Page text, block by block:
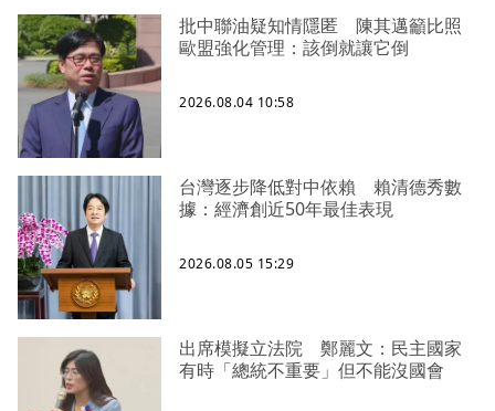
批中聯油疑知情隱匿 陳其邁籲比照
歐盟強化管理：該倒就讓它倒
2026.08.04 10:58
台灣逐步降低對中依賴 賴清德秀數
據：經濟創近50年最佳表現
2026.08.05 15:29
出席模擬立法院 鄭麗文：民主國家
有時「總統不重要」但不能沒國會